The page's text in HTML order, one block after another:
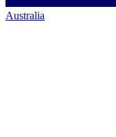
Australia